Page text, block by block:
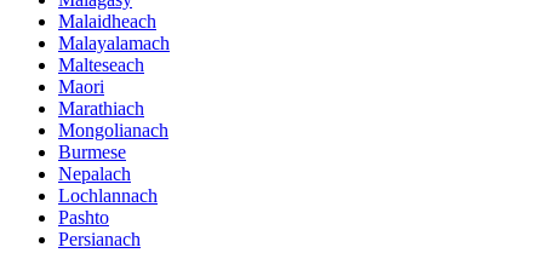
Malaidheach
Malayalamach
Malteseach
Maori
Marathiach
Mongolianach
Burmese
Nepalach
Lochlannach
Pashto
Persianach